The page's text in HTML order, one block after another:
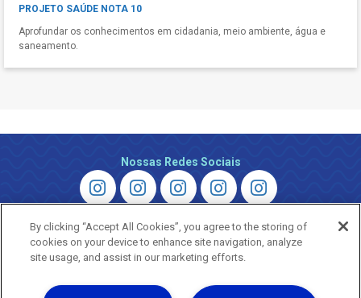
PROJETO SAÚDE NOTA 10
Aprofundar os conhecimentos em cidadania, meio ambiente, água e
saneamento.
Nossas Redes Sociais
Uma empresa
Copyright © 2026 - Todos os Direitos Reservados.
By clicking “Accept All Cookies”, you agree to the storing of
cookies on your device to enhance site navigation, analyze
site usage, and assist in our marketing efforts.